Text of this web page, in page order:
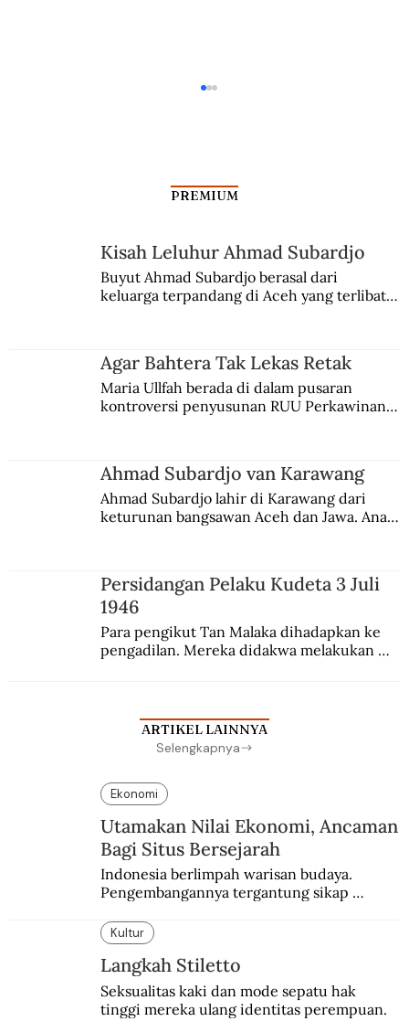
Hari-hari Terakhir Amangkurat I
PREMIUM
Kisah Leluhur Ahmad Subardjo
Buyut Ahmad Subardjo berasal dari
keluarga terpandang di Aceh yang terlibat
Agar Bahtera Tak Lekas Retak
Maria Ullfah berada di dalam pusaran
kontroversi penyusunan RUU Perkawinan.
Ahmad Subardjo van Karawang
Ahmad Subardjo lahir di Karawang dari
keturunan bangsawan Aceh dan Jawa. Anak
Persidangan Pelaku Kudeta 3 Juli
1946
Para pengikut Tan Malaka dihadapkan ke
pengadilan. Mereka didakwa melakukan
ARTIKEL LAINNYA
Selengkapnya
Ekonomi
Utamakan Nilai Ekonomi, Ancaman
Bagi Situs Bersejarah
Indonesia berlimpah warisan budaya.
Pengembangannya tergantung sikap
Kultur
Langkah Stiletto
Seksualitas kaki dan mode sepatu hak
tinggi mereka ulang identitas perempuan.